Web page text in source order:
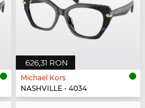
626,31 RON
Michael Kors
NASHVILLE - 4034